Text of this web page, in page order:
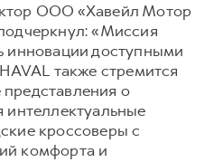
F7X
от 3 599 000 ₽
КЛИЕНТАМ
клиентам
GWM
ООО «Хавейл Мотор
«Миссия
инновации доступными
также стремится
о
интеллектуальные
кроссоверы с
комфорта и